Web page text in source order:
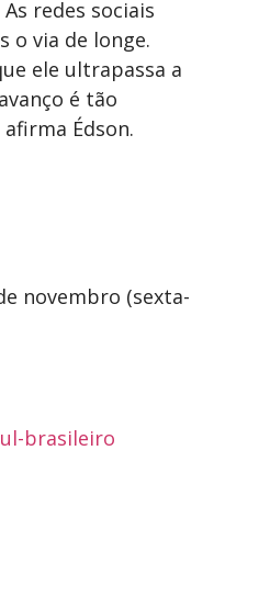
redes sociais
o via de longe.
ele ultrapassa a
é tão
Édson.
novembro (sexta-
brasileiro